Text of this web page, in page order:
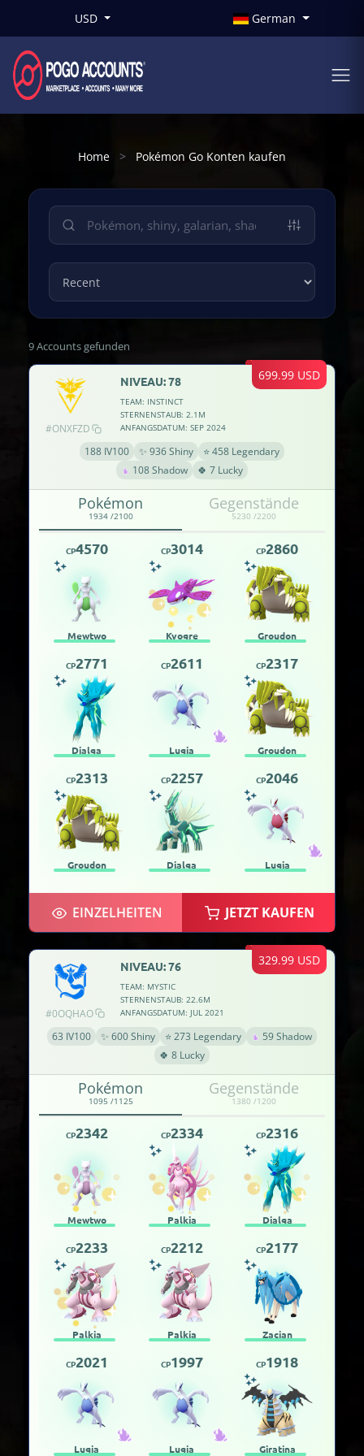
USD German
Home Pokémon Go Konten kaufen
9 Accounts gefunden
699.99 USD
#ONXFZD
NIVEAU: 78
TEAM: INSTINCT
STERNENSTAUB: 2.1M
ANFANGSDATUM: SEP 2024
188 IV100 ✨ 936 Shiny
⭐ 458 Legendary
108 Shadow
🍀 7 Lucky
Pokémon
1934 /2100
Gegenstände
5230 /2200
CP4570
Mewtwo
CP3014
Kyogre
CP2860
Groudon
CP2771
Dialga
CP2611
Lugia
CP2317
Groudon
CP2313
Groudon
CP2257
Dialga
CP2046
Lugia
EINZELHEITEN JETZT KAUFEN
329.99 USD
#0OQHAO
NIVEAU: 76
TEAM: MYSTIC
STERNENSTAUB: 22.6M
ANFANGSDATUM: JUL 2021
63 IV100 ✨ 600 Shiny ⭐ 273 Legendary
59 Shadow
🍀 8 Lucky
Pokémon
1095 /1125
Gegenstände
1380 /1200
CP2342
Mewtwo
CP2334
Palkia
CP2316
Dialga
CP2233
Palkia
CP2212
Palkia
CP2177
Zacian
CP2021
Lugia
CP1997
Lugia
CP1918
Giratina